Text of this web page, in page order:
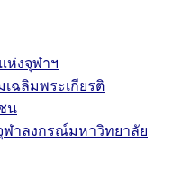
ห่งจุฬาฯ
ฉลิมพระเกียรติ
น
ฬาลงกรณ์มหาวิทยาลัย